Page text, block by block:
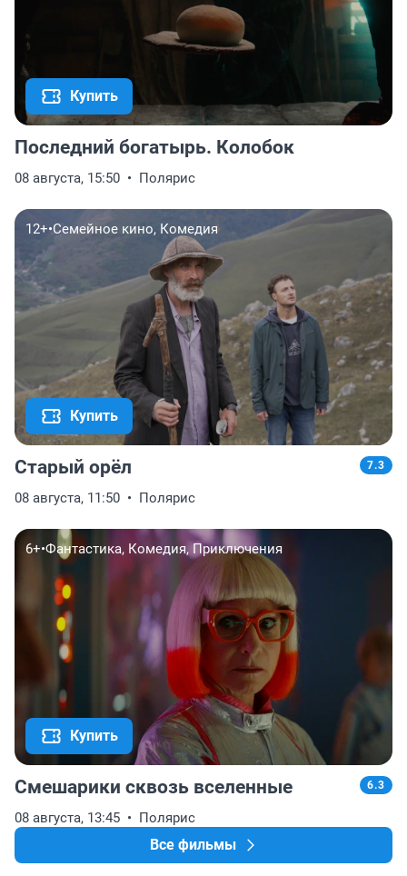
Купить
Последний богатырь. Колобок
08 августа, 15:50 Полярис
12+•Семейное кино, Комедия
Купить
Старый орёл 7.3
08 августа, 11:50 Полярис
6+•Фантастика, Комедия, Приключения
Купить
Смешарики сквозь вселенные 6.3
08 августа, 13:45 Полярис
Все фильмы